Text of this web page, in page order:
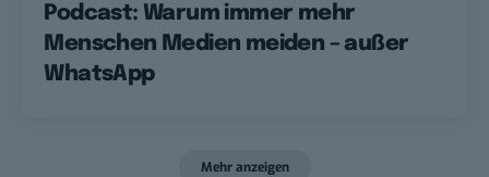
Podcast: Warum immer mehr
Menschen Medien meiden – außer
WhatsApp
Mehr anzeigen